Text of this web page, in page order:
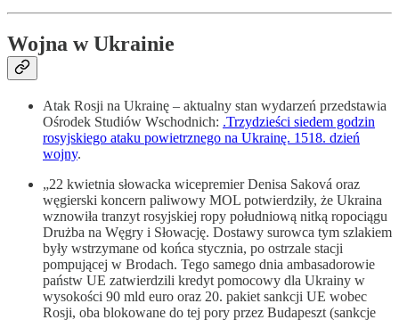
Wojna w Ukrainie
Atak Rosji na Ukrainę – aktualny stan wydarzeń przedstawia
Ośrodek Studiów Wschodnich: .Trzydzieści siedem godzin
rosyjskiego ataku powietrznego na Ukrainę. 1518. dzień
wojny.
„22 kwietnia słowacka wicepremier Denisa Saková oraz
węgierski koncern paliwowy MOL potwierdziły, że Ukraina
wznowiła tranzyt rosyjskiej ropy południową nitką ropociągu
Drużba na Węgry i Słowację. Dostawy surowca tym szlakiem
były wstrzymane od końca stycznia, po ostrzale stacji
pompującej w Brodach. Tego samego dnia ambasadorowie
państw UE zatwierdzili kredyt pomocowy dla Ukrainy w
wysokości 90 mld euro oraz 20. pakiet sankcji UE wobec
Rosji, oba blokowane do tej pory przez Budapeszt (sankcje